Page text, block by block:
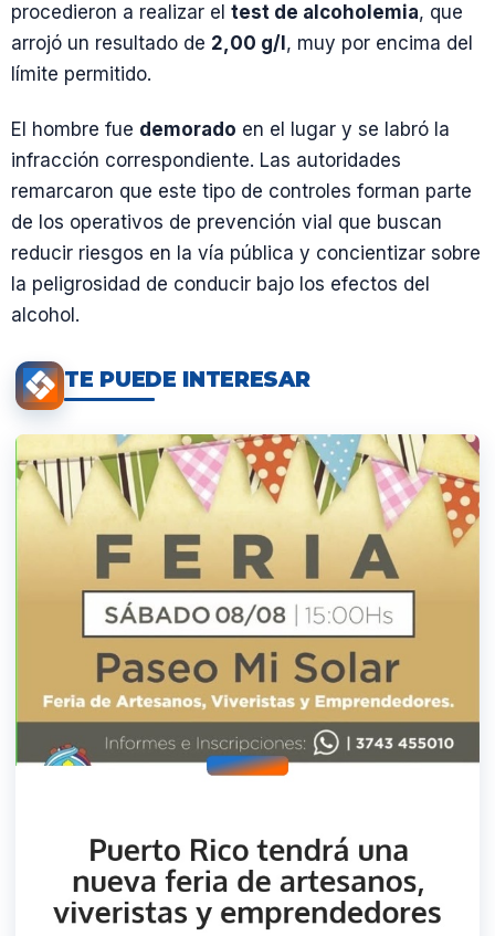
procedieron a realizar el test de alcoholemia, que
arrojó un resultado de 2,00 g/l , muy por encima del
límite permitido.
El hombre fue demorado en el lugar y se labró la
infracción correspondiente. Las autoridades
remarcaron que este tipo de controles forman parte
de los operativos de prevención vial que buscan
reducir riesgos en la vía pública y concientizar sobre
la peligrosidad de conducir bajo los efectos del
alcohol.
TE PUEDE INTERESAR